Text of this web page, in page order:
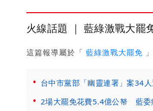
火線話題 ｜ 藍綠激戰大罷
這篇報導屬於「 藍綠激戰大罷免
台中市黨部「幽靈連署」案34
2場大罷免花費5.4億公帑 藍委